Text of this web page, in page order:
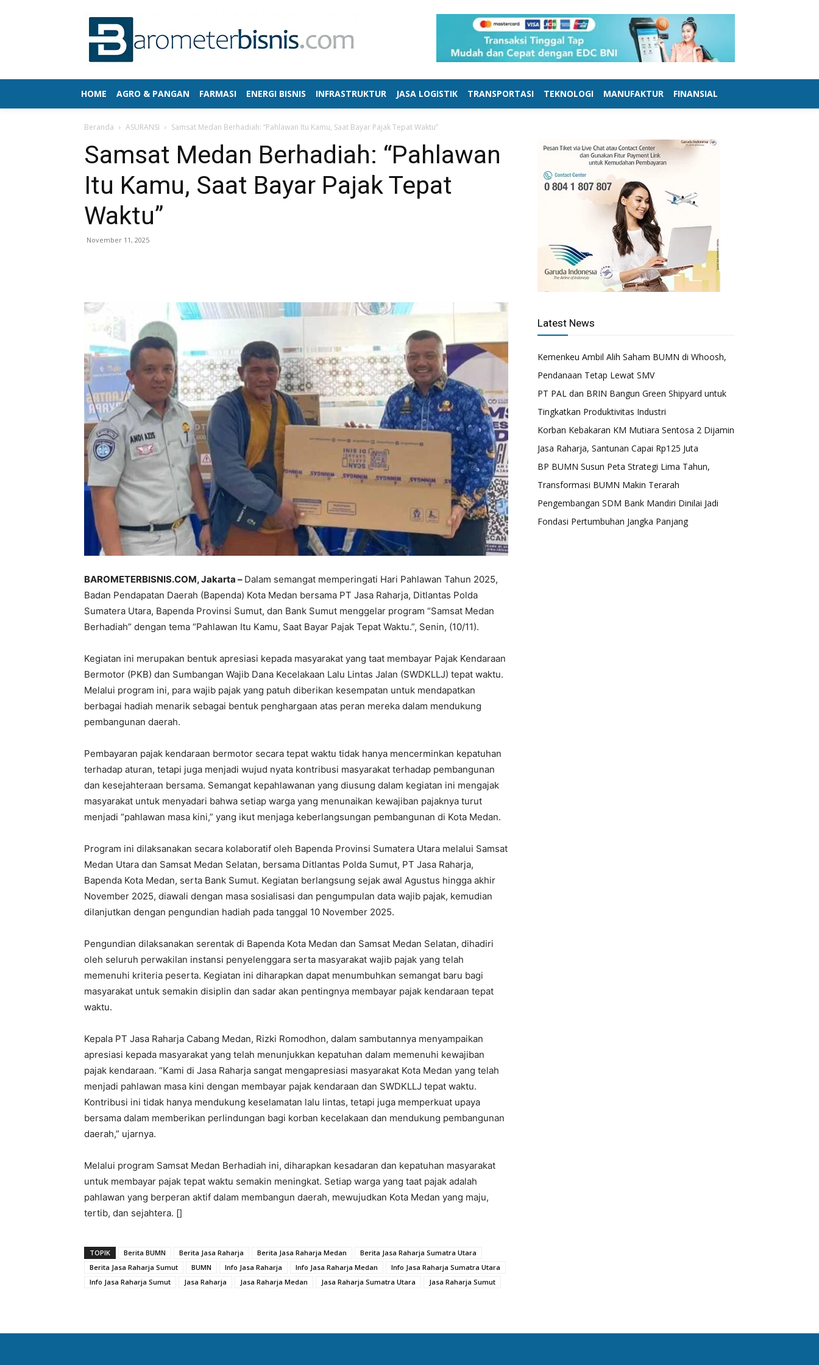
HOME AGRO & PANGAN FARMASI ENERGI BISNIS INFRASTRUKTUR JASA LOGISTIK TRANSPORTASI TEKNOLOGI MANUFAKTUR FINANSIAL
Beranda ASURANSI Samsat Medan Berhadiah: “Pahlawan Itu Kamu, Saat Bayar Pajak Tepat Waktu”
Samsat Medan Berhadiah: “Pahlawan
Itu Kamu, Saat Bayar Pajak Tepat
Waktu”
November 11, 2025
BAROMETERBISNIS.COM, Jakarta – Dalam semangat memperingati Hari Pahlawan Tahun 2025,
Badan Pendapatan Daerah (Bapenda) Kota Medan bersama PT Jasa Raharja, Ditlantas Polda
Sumatera Utara, Bapenda Provinsi Sumut, dan Bank Sumut menggelar program “Samsat Medan
Berhadiah” dengan tema “Pahlawan Itu Kamu, Saat Bayar Pajak Tepat Waktu.”, Senin, (10/11).
Kegiatan ini merupakan bentuk apresiasi kepada masyarakat yang taat membayar Pajak Kendaraan
Bermotor (PKB) dan Sumbangan Wajib Dana Kecelakaan Lalu Lintas Jalan (SWDKLLJ) tepat waktu.
Melalui program ini, para wajib pajak yang patuh diberikan kesempatan untuk mendapatkan
berbagai hadiah menarik sebagai bentuk penghargaan atas peran mereka dalam mendukung
pembangunan daerah.
Pembayaran pajak kendaraan bermotor secara tepat waktu tidak hanya mencerminkan kepatuhan
terhadap aturan, tetapi juga menjadi wujud nyata kontribusi masyarakat terhadap pembangunan
dan kesejahteraan bersama. Semangat kepahlawanan yang diusung dalam kegiatan ini mengajak
masyarakat untuk menyadari bahwa setiap warga yang menunaikan kewajiban pajaknya turut
menjadi “pahlawan masa kini,” yang ikut menjaga keberlangsungan pembangunan di Kota Medan.
Program ini dilaksanakan secara kolaboratif oleh Bapenda Provinsi Sumatera Utara melalui Samsat
Medan Utara dan Samsat Medan Selatan, bersama Ditlantas Polda Sumut, PT Jasa Raharja,
Bapenda Kota Medan, serta Bank Sumut. Kegiatan berlangsung sejak awal Agustus hingga akhir
November 2025, diawali dengan masa sosialisasi dan pengumpulan data wajib pajak, kemudian
dilanjutkan dengan pengundian hadiah pada tanggal 10 November 2025.
Pengundian dilaksanakan serentak di Bapenda Kota Medan dan Samsat Medan Selatan, dihadiri
oleh seluruh perwakilan instansi penyelenggara serta masyarakat wajib pajak yang telah
memenuhi kriteria peserta. Kegiatan ini diharapkan dapat menumbuhkan semangat baru bagi
masyarakat untuk semakin disiplin dan sadar akan pentingnya membayar pajak kendaraan tepat
waktu.
Kepala PT Jasa Raharja Cabang Medan, Rizki Romodhon, dalam sambutannya menyampaikan
apresiasi kepada masyarakat yang telah menunjukkan kepatuhan dalam memenuhi kewajiban
pajak kendaraan. “Kami di Jasa Raharja sangat mengapresiasi masyarakat Kota Medan yang telah
menjadi pahlawan masa kini dengan membayar pajak kendaraan dan SWDKLLJ tepat waktu.
Kontribusi ini tidak hanya mendukung keselamatan lalu lintas, tetapi juga memperkuat upaya
bersama dalam memberikan perlindungan bagi korban kecelakaan dan mendukung pembangunan
daerah,” ujarnya.
Melalui program Samsat Medan Berhadiah ini, diharapkan kesadaran dan kepatuhan masyarakat
untuk membayar pajak tepat waktu semakin meningkat. Setiap warga yang taat pajak adalah
pahlawan yang berperan aktif dalam membangun daerah, mewujudkan Kota Medan yang maju,
tertib, dan sejahtera. []
TOPIK Berita BUMN Berita Jasa Raharja Berita Jasa Raharja Medan
Berita Jasa Raharja Sumatra Utara
Berita Jasa Raharja Sumut
BUMN Info Jasa Raharja Info Jasa Raharja Medan
Info Jasa Raharja Sumatra Utara
Info Jasa Raharja Sumut
Jasa Raharja Jasa Raharja Medan Jasa Raharja Sumatra Utara Jasa Raharja Sumut
Latest News
Kemenkeu Ambil Alih Saham BUMN di Whoosh,
Pendanaan Tetap Lewat SMV
PT PAL dan BRIN Bangun Green Shipyard untuk
Tingkatkan Produktivitas Industri
Korban Kebakaran KM Mutiara Sentosa 2 Dijamin
Jasa Raharja, Santunan Capai Rp125 Juta
BP BUMN Susun Peta Strategi Lima Tahun,
Transformasi BUMN Makin Terarah
Pengembangan SDM Bank Mandiri Dinilai Jadi
Fondasi Pertumbuhan Jangka Panjang